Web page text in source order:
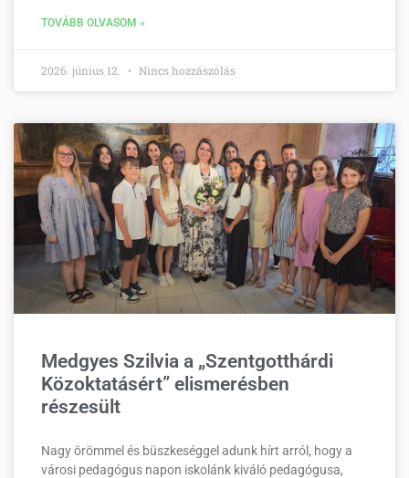
TOVÁBB OLVASOM »
2026. június 12. Nincs hozzászólás
Medgyes Szilvia a „Szentgotthárdi
Közoktatásért” elismerésben
részesült
Nagy örömmel és büszkeséggel adunk hírt arról, hogy a
városi pedagógus napon iskolánk kiváló pedagógusa,